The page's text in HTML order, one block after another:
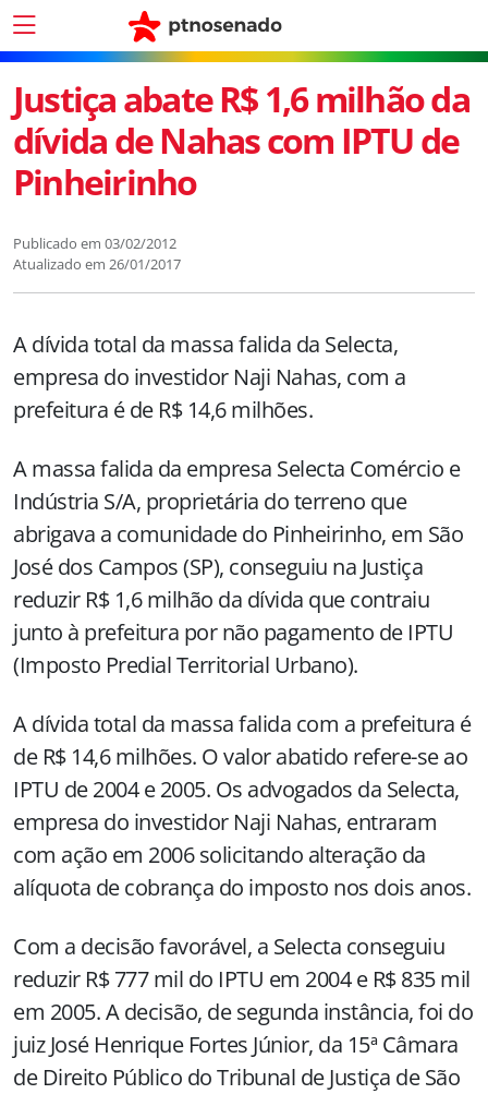
Justiça abate R$ 1,6 milhão da
dívida de Nahas com IPTU de
Pinheirinho
Publicado em 03/02/2012
Atualizado em 26/01/2017
A dívida total da massa falida da Selecta,
empresa do investidor Naji Nahas, com a
prefeitura é de R$ 14,6 milhões.
A massa falida da empresa Selecta Comércio e
Indústria S/A, proprietária do terreno que
abrigava a comunidade do Pinheirinho, em São
José dos Campos (SP), conseguiu na Justiça
reduzir R$ 1,6 milhão da dívida que contraiu
junto à prefeitura por não pagamento de IPTU
(Imposto Predial Territorial Urbano).
A dívida total da massa falida com a prefeitura é
de R$ 14,6 milhões. O valor abatido refere-se ao
IPTU de 2004 e 2005. Os advogados da Selecta,
empresa do investidor Naji Nahas, entraram
com ação em 2006 solicitando alteração da
alíquota de cobrança do imposto nos dois anos.
Com a decisão favorável, a Selecta conseguiu
reduzir R$ 777 mil do IPTU em 2004 e R$ 835 mil
em 2005. Adecisão, de segunda instância, foi do
juiz José Henrique Fortes Júnior, da 15ª Câmara
de Direito Público do Tribunal de Justiça de São